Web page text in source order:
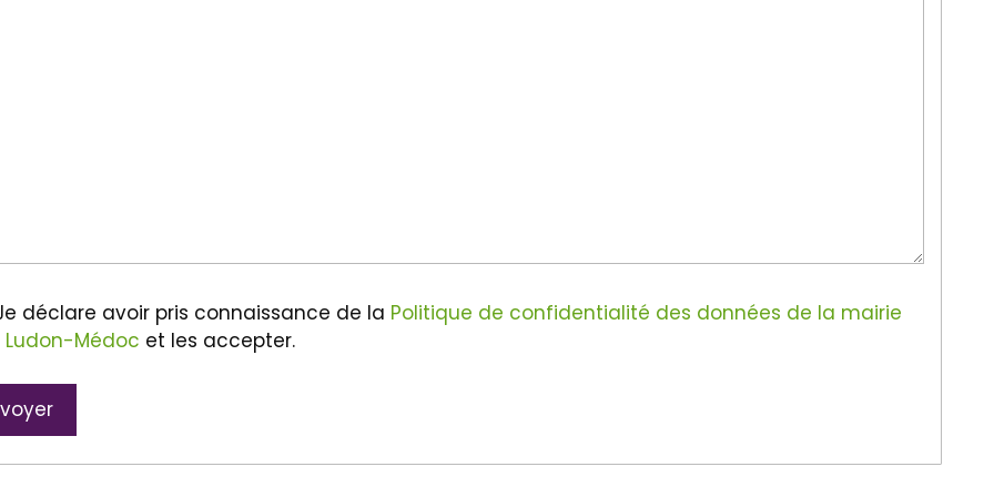
déclare avoir pris connaissance de la Politique de confidentialité des données de la mairie
Médoc et les accepter.